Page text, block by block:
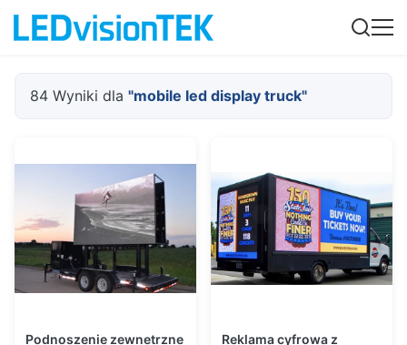
84 Wyniki dla "mobile led display truck"
Podnoszenie zewnetrzne
Reklama cyfrowa z